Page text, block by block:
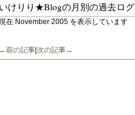
いけりり★Blogの月別の過去ログ
在 November 2005 を表示しています
←前の記事 次の記事→